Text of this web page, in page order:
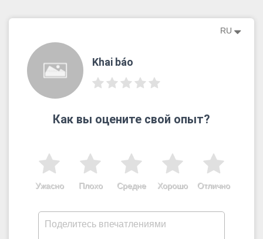
RU
Khai báo
Как вы оцените свой опыт?
Отлично
Хорошо
Средне
Плохо
Ужасно